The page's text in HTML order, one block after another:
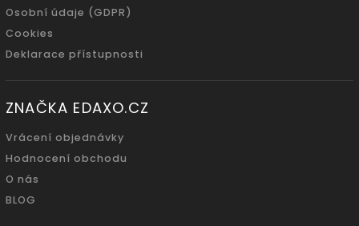
Osobní údaje (GDPR)
Cookies
Deklarace přístupnosti
ZNAČKA EDAXO.CZ
Vrácení objednávky
Hodnocení obchodu
O nás
BLOG